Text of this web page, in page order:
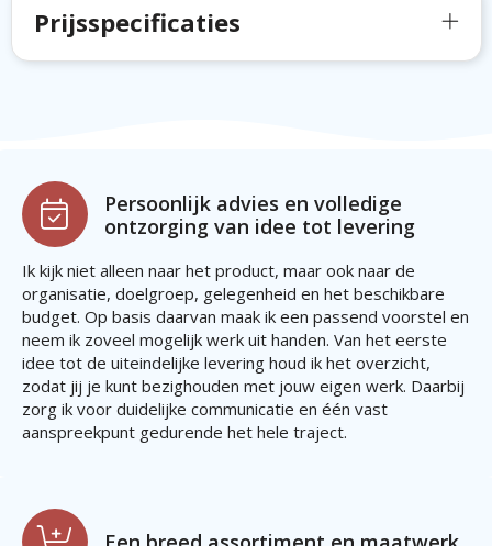
Prijsspecificaties
Persoonlijk advies en volledige
ontzorging van idee tot levering
Ik kijk niet alleen naar het product, maar ook naar de
organisatie, doelgroep, gelegenheid en het beschikbare
budget. Op basis daarvan maak ik een passend voorstel en
neem ik zoveel mogelijk werk uit handen. Van het eerste
idee tot de uiteindelijke levering houd ik het overzicht,
zodat jij je kunt bezighouden met jouw eigen werk. Daarbij
zorg ik voor duidelijke communicatie en één vast
aanspreekpunt gedurende het hele traject.